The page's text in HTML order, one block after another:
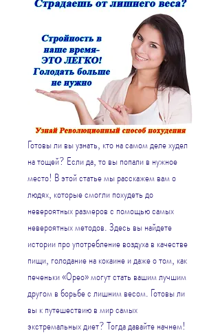
Готовы ли вы узнать, кто на самом деле худел
на тощей? Если да, то вы попали в нужное
место! В этой статье мы расскажем вам о
людях, которые смогли похудеть до
невероятных размеров с помощью самых
невероятных методов. Здесь вы найдете
истории про употребление воздуха в качестве
пищи, голодание на кокаине и даже о том, как
печеньки «Орео» могут стать вашим лучшим
другом в борьбе с лишним весом. Готовы ли
вы к путешествию в мир самых
экстремальных диет? Тогда давайте начнем!